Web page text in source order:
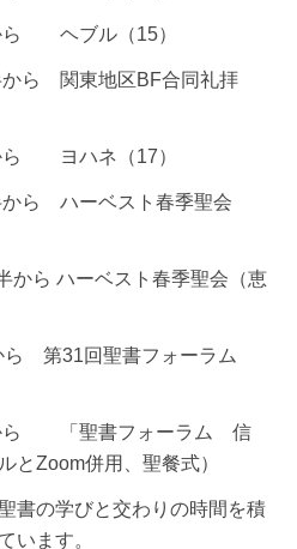
ヘブル（15）
ら
関東地区BF合同礼拝
ヨハネ（17）
ら
ハーベスト春季聖会
から ハーベスト春季聖会（恵
ら 第31回聖書フォーラム
「聖書フォーラム 信
とZoom併用、聖餐式）
書の学びと交わりの時間を積
います。